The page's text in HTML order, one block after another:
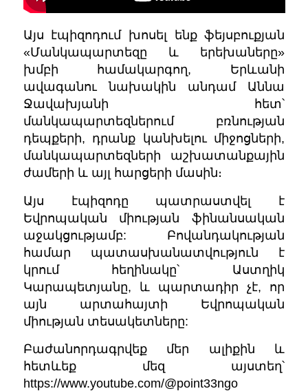
Այս էպիզոդում խոսել ենք ֆեյսբուքյան
«Մանկապարտեզը և երեխաները»
խմբի համակարգող, Երևանի
ավագանու նախակին անդամ Աննա
Ջավախյանի հետ՝
մանկապարտեզներում բռնության
դեպքերի, դրանք կանխելու միջոցների,
մանկապարտեզների աշխատանքային
ժամերի և այլ հարցերի մասին։
Այս էպիզոդը պատրաստվել է
Եվրոպական միության ֆինանսական
աջակցությամբ: Բովանդակության
համար պատասխանատվություն է
կրում հեղինակը՝ Աստղիկ
Կարապետյանը, և պարտադիր չէ, որ
այն արտահայտի Եվրոպական
միության տեսակետները:
Բաժանորդագրվեք մեր ալիքին և
հետևեք մեզ այստեղ՝
https://www.youtube.com/@point33ngo